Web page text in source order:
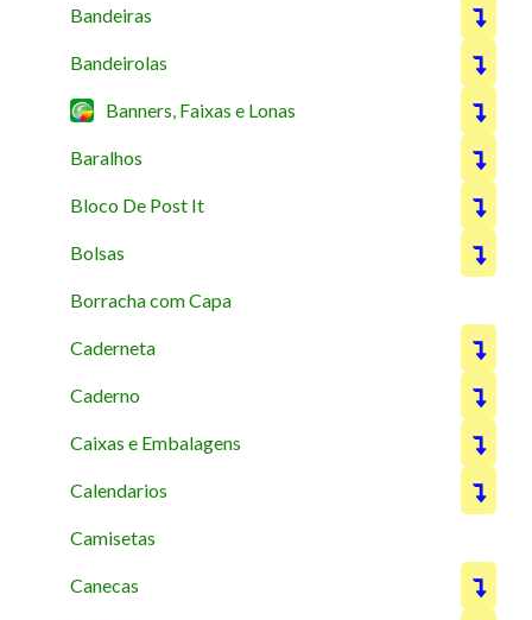
Bandeiras
Bandeirolas
Banners, Faixas e Lonas
Baralhos
Bloco De Post It
Bolsas
Borracha com Capa
Caderneta
Caderno
Caixas e Embalagens
Calendarios
Camisetas
Canecas